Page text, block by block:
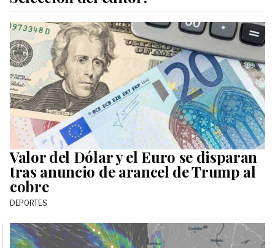
Valor del Dólar y el Euro se disparan
tras anuncio de arancel de Trump al
cobre
DEPORTES